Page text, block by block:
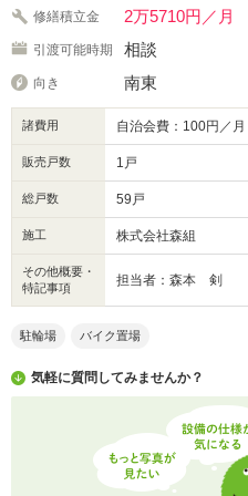
修繕積立金 2万5710円／月
引渡可能時期 相談
向き 南東
諸費用 自治会費：100円／月
販売戸数 1戸
総戸数 59戸
施工 株式会社森組
その他概要・
特記事項
担当者：森本 剣
駐輪場 バイク置場
気軽に質問してみませんか？